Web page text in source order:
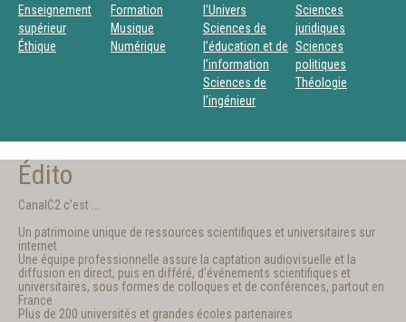
Enseignement
supérieur
Éthique
Formation
Musique
Numérique
l'Univers
Sciences de
l’éducation et de
l’information
Sciences de
l’ingénieur
Sciences
juridiques
Sciences
politiques
Théologie
Édito
CanalC2 c’est …
Un patrimoine unique de ressources scientifiques et universitaires sur
internet
Une équipe professionnelle assure la captation audiovisuelle et la
diffusion en direct, puis en différé, d’événements scientifiques et
universitaires, sous formes de colloques et de conférences, partout en
France
Plus de 200 universités et grandes écoles partenaires